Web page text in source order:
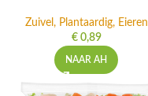
Zuivel, Plantaardig, Eieren
€0,89
NAAR AH